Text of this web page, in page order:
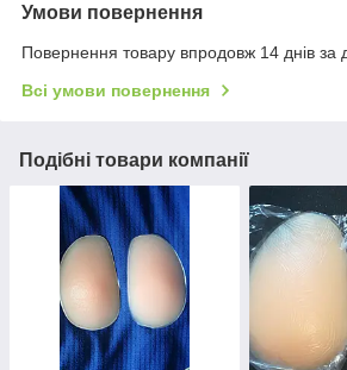
Умови повернення
Повернення товару впродовж 14 днів за
Всі умови повернення
Подібні товари компанії